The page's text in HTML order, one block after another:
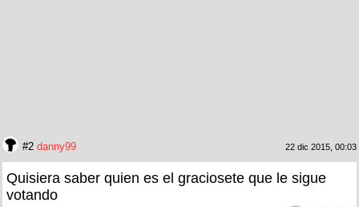
#2 danny99 22 dic 2015, 00:03
Quisiera saber quien es el graciosete que le sigue
votando